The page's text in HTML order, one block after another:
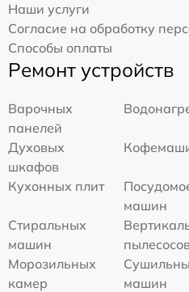
Наши услуги
Согласие на обработку
Способы оплаты
Ремонт устройств
Варочных
панелей
Духовых
шкафов
Кухонных плит
машин
Стиральных
машин
Морозильных
камер
машин